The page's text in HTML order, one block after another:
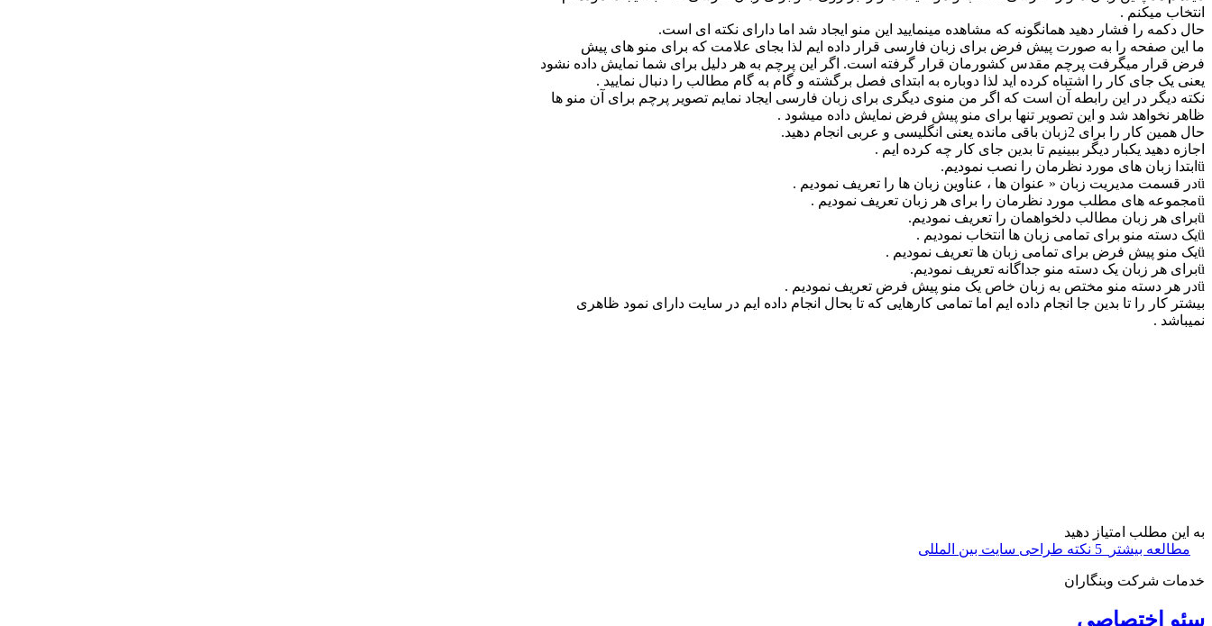
انتخاب میکنم .
حال دکمه را فشار دهید همانگونه که مشاهده مینمایید این منو ایجاد شد اما دارای نکته ای است.
ما این صفحه را به صورت پیش فرض برای زبان فارسی قرار داده ایم لذا بجای علامت که برای منو های پیش
فرض قرار میگرفت پرچم مقدس کشورمان قرار گرفته است. اگر این پرچم به هر دلیل برای شما نمایش داده نشود
یعنی یک جای کار را اشتباه کرده اید لذا دوباره به ابتدای فصل برگشته و گام به گام مطالب را دنبال نمایید .
نکته دیگر در این رابطه آن است که اگر من منوی دیگری برای زبان فارسی ایجاد نمایم تصویر پرچم برای آن منو ها
ظاهر نخواهد شد و این تصویر تنها برای منو پیش فرض نمایش داده میشود .
حال همین کار را برای 2زبان باقی مانده یعنی انگلیسی و عربی انجام دهید.
اجازه دهید یکبار دیگر ببینیم تا بدین جای کار چه کرده ایم .
üابتدا زبان های مورد نظرمان را نصب نمودیم.
üدر قسمت مدیریت زبان « عنوان ها ، عناوین زبان ها را تعریف نمودیم .
üمجموعه های مطلب مورد نظرمان را برای هر زبان تعریف نمودیم .
üبرای هر زبان مطالب دلخواهمان را تعریف نمودیم.
üیک دسته منو برای تمامی زبان ها انتخاب نمودیم .
üیک منو پیش فرض برای تمامی زبان ها تعریف نمودیم .
üبرای هر زبان یک دسته منو جداگانه تعریف نمودیم.
üدر هر دسته منو مختص به زبان خاص یک منو پیش فرض تعریف نمودیم .
بیشتر کار را تا بدین جا انجام داده ایم اما تمامی کارهایی که تا بحال انجام داده ایم در سایت دارای نمود ظاهری
نمیباشد .
به این مطلب امتیاز دهید
مطالعه بیشتر
5 نکته طراحی سایت بین المللی
خدمات شرکت وبنگاران
سئو اختصاصی